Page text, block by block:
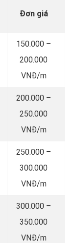
Đơn giá
150.000 –
200.000
VNĐ/m
200.000 –
250.000
VNĐ/m
250.000 –
300.000
VNĐ/m
300.000 –
350.000
VNĐ/m